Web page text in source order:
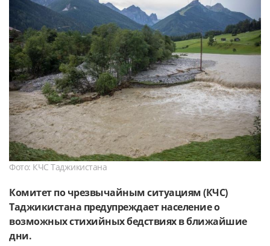
Фото: КЧС Таджикистана
Комитет по чрезвычайным ситуациям (КЧС)
Таджикистана предупреждает население о
возможных стихийных бедствиях в ближайшие
дни.